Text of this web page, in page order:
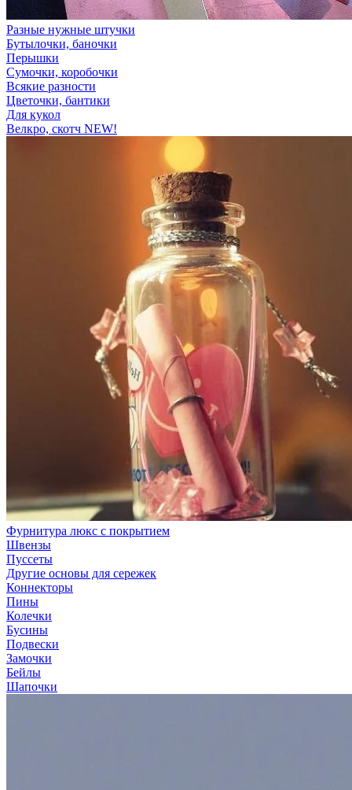
Разные нужные штучки
Бутылочки, баночки
Перышки
Сумочки, коробочки
Всякие разности
Цветочки, бантики
Для кукол
Велкро, скотч NEW!
Фурнитура люкс с покрытием
Швензы
Пуссеты
Другие основы для сережек
Коннекторы
Пины
Колечки
Бусины
Подвески
Замочки
Бейлы
Шапочки